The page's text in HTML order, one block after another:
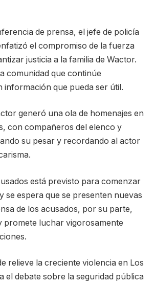
de prensa, el jefe de policía
el compromiso de la fuerza
justicia a la familia de Wactor.
comunidad que continúe
información que pueda ser útil.
generó una ola de homenajes en
con compañeros del elenco y
su pesar y recordando al actor
está previsto para comenzar
se espera que se presenten nuevas
de los acusados, por su parte,
promete luchar vigorosamente
relieve la creciente violencia en Los
el debate sobre la seguridad pública